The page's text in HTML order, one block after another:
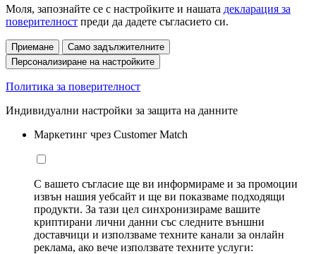
Моля, запознайте се с настройките и нашата декларация за
поверителност преди да дадете съгласието си.
Приемане
Само задължителните
Персонализиране на настройките
Политика за поверителност
Индивидуални настройки за защита на данните
Маркетинг чрез Customer Match
С вашето съгласие ще ви информираме и за промоции
извън нашия уебсайт и ще ви показваме подходящи
продукти. За тази цел синхронизираме вашите
криптирани лични данни със следните външни
доставчици и използваме техните канали за онлайн
реклама, ако вече използвате техните услуги: